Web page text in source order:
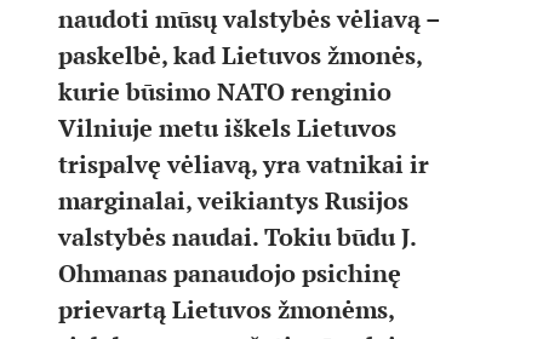
naudoti mūsų valstybės vėliavą –
paskelbė, kad Lietuvos žmonės,
kurie būsimo NATO renginio
Vilniuje metu iškels Lietuvos
trispalvę vėliavą, yra vatnikai ir
marginalai, veikiantys Rusijos
valstybės naudai. Tokiu būdu J.
Ohmanas panaudojo psichinę
prievartą Lietuvos žmonėms,